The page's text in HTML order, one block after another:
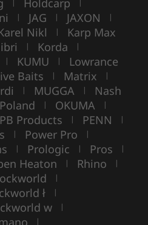
| Holdcarp |
| JAG | JAXON |
Nikl | Karp Max
| Korda |
| KUMU | Lowrance
Baits | Matrix |
| MUGGA | Nash
| OKUMA |
PB Products | PENN |
| Power Pro |
| Prologic | Pros |
Heaton | Rhino |
|
ł |
w |
|